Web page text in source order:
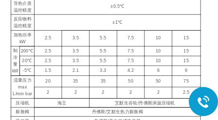
导热介质
温控精度
±0.5℃
反应物料
温控精度
±1℃
加热功率
kW
2.5 3.5 5.5 7.5 10 15
制
冷
量
kW
200℃ 2.5 3.5 5.5 7.5 10 15
20℃ 2.5 3.5 5.5 7.5 10
15
-5℃
1.5 2.1 3.3 4.2 6
9
流量压力
max
L/min bar
20 35 35 50 50 75
2 2 2 2 2
2.5
压缩机
海立
艾默生谷轮/丹佛斯涡旋压缩机
膨胀阀
丹佛斯/艾默生热力膨胀阀